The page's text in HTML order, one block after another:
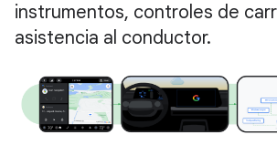
instrumentos, controles de
asistencia al conductor.